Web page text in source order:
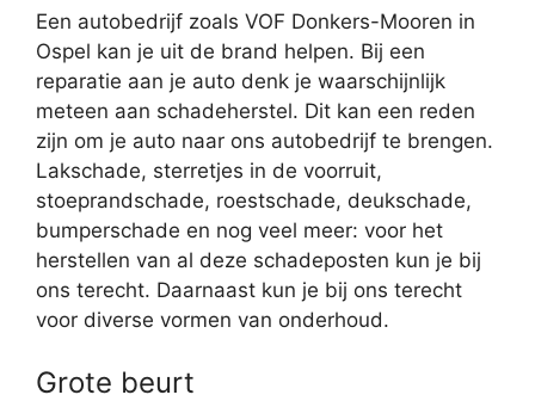
Een autobedrijf zoals VOF Donkers-Mooren in
Ospel kan je uit de brand helpen. Bij een
reparatie aan je auto denk je waarschijnlijk
meteen aan schadeherstel. Dit kan een reden
zijn om je auto naar ons autobedrijf te brengen.
Lakschade, sterretjes in de voorruit,
stoeprandschade, roestschade, deukschade,
bumperschade en nog veel meer: voor het
herstellen van al deze schadeposten kun je bij
ons terecht. Daarnaast kun je bij ons terecht
voor diverse vormen van onderhoud.
Grote beurt